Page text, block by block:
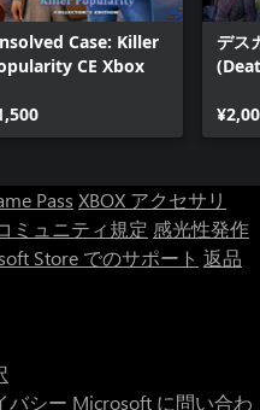
Case: Killer
CE Xbox
デス
Pass XBOX アクセサリ
ミュニティ規定 感光性発作
Store でのサポート 返品
バシー Microsoft に問い合わ